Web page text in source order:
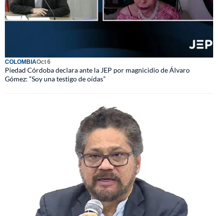
COLOMBIAOct 6
Piedad Córdoba declara ante la JEP por magnicidio de Álvaro
Gómez: “Soy una testigo de oídas”